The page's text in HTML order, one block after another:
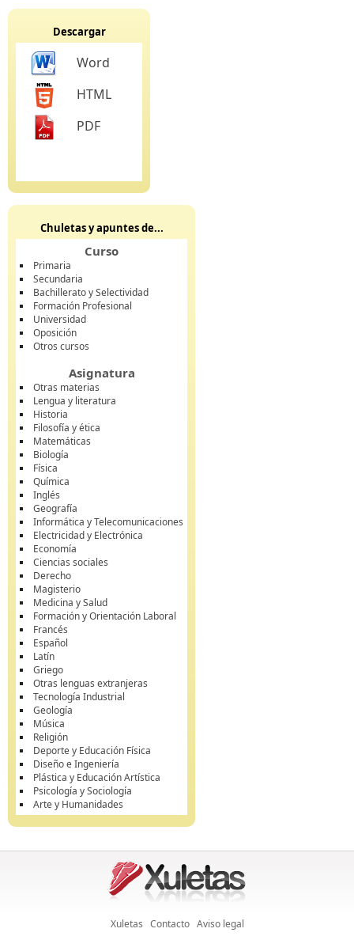
Descargar
Word
HTML
PDF
Chuletas y apuntes de...
Curso
Primaria
Secundaria
Bachillerato y Selectividad
Formación Profesional
Universidad
Oposición
Otros cursos
Asignatura
Otras materias
Lengua y literatura
Historia
Filosofía y ética
Matemáticas
Biología
Física
Química
Inglés
Geografía
Informática y Telecomunicaciones
Electricidad y Electrónica
Economía
Ciencias sociales
Derecho
Magisterio
Medicina y Salud
Formación y Orientación Laboral
Francés
Español
Latín
Griego
Otras lenguas extranjeras
Tecnología Industrial
Geología
Música
Religión
Deporte y Educación Física
Diseño e Ingeniería
Plástica y Educación Artística
Psicología y Sociología
Arte y Humanidades
Xuletas Contacto Aviso legal